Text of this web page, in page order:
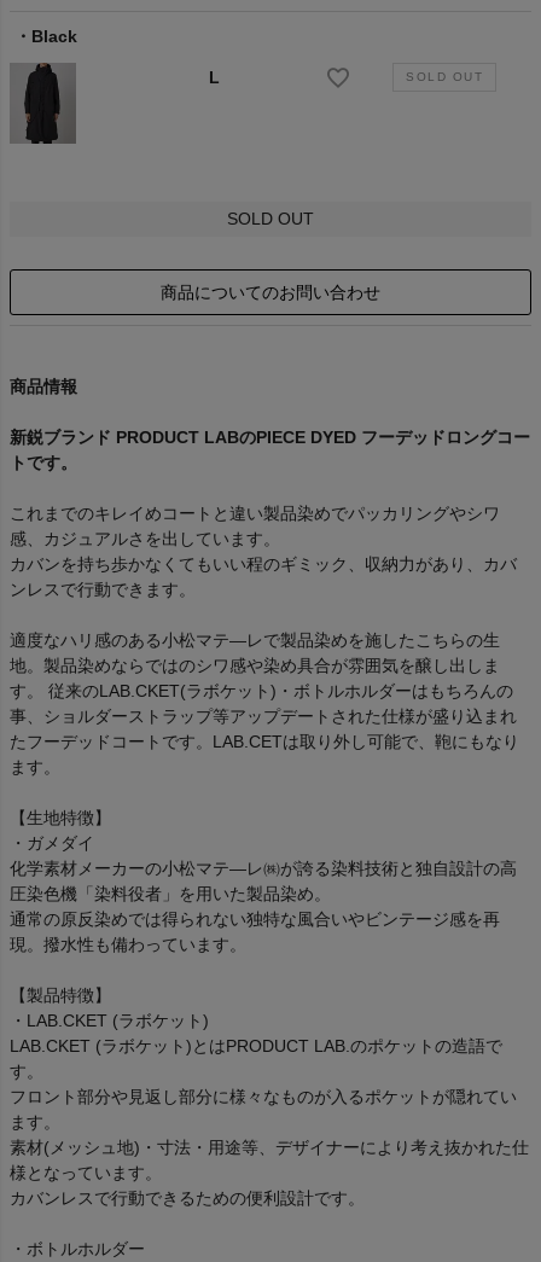
Black
L
SOLD OUT
商品についてのお問い合わせ
商品情報
新鋭ブランド PRODUCT LABのPIECE DYED フーデッドロングコー
トです。
これまでのキレイめコートと違い製品染めでパッカリングやシワ
感、カジュアルさを出しています。
カバンを持ち歩かなくてもいい程のギミック、収納力があり、カバ
ンレスで行動できます。
適度なハリ感のある小松マテ―レで製品染めを施したこちらの生
地。製品染めならではのシワ感や染め具合が雰囲気を醸し出しま
す。 従来のLAB.CKET(ラボケット)・ボトルホルダーはもちろんの
事、ショルダーストラップ等アップデートされた仕様が盛り込まれ
たフーデッドコートです。LAB.CETは取り外し可能で、鞄にもなり
ます。
【生地特徴】
・ガメダイ
化学素材メーカーの小松マテ―レ㈱が誇る染料技術と独自設計の高
圧染色機「染料役者」を用いた製品染め。
通常の原反染めでは得られない独特な風合いやビンテージ感を再
現。撥水性も備わっています。
【製品特徴】
・LAB.CKET (ラボケット)
LAB.CKET (ラボケット)とはPRODUCT LAB.のポケットの造語で
す。
フロント部分や見返し部分に様々なものが入るポケットが隠れてい
ます。
素材(メッシュ地)・寸法・用途等、デザイナーにより考え抜かれた仕
様となっています。
カバンレスで行動できるための便利設計です。
・ボトルホルダー